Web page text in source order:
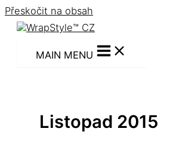
Přeskočit na obsah
MAIN MENU
Listopad 2015